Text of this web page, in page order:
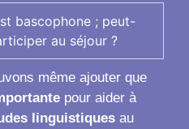
bascophone ; peut-
au séjour ?
même ajouter que
pour aider à
linguistiques au